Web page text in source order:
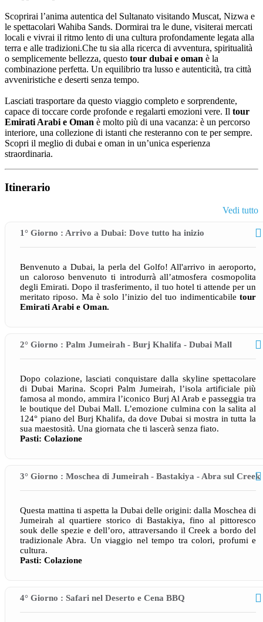
Scoprirai l’anima autentica del Sultanato visitando Muscat, Nizwa e
le spettacolari Wahiba Sands. Dormirai tra le dune, visiterai mercati
locali e vivrai il ritmo lento di una cultura profondamente legata alla
terra e alle tradizioni.Che tu sia alla ricerca di avventura, spiritualità
o semplicemente bellezza, questo tour dubai e oman è la
combinazione perfetta. Un equilibrio tra lusso e autenticità, tra città
avveniristiche e deserti senza tempo.
Lasciati trasportare da questo viaggio completo e sorprendente,
capace di toccare corde profonde e regalarti emozioni vere. Il tour
Emirati Arabi e Oman è molto più di una vacanza: è un percorso
interiore, una collezione di istanti che resteranno con te per sempre.
Scopri il meglio di dubai e oman in un’unica esperienza
straordinaria.
Itinerario
Vedi tutto
1° Giorno : Arrivo a Dubai: Dove tutto ha inizio
Benvenuto a Dubai, la perla del Golfo! All'arrivo in aeroporto,
un caloroso benvenuto ti introdurrà all’atmosfera cosmopolita
degli Emirati. Dopo il trasferimento, il tuo hotel ti attende per un
meritato riposo. Ma è solo l’inizio del tuo indimenticabile tour
Emirati Arabi e Oman.
2° Giorno : Palm Jumeirah - Burj Khalifa - Dubai Mall
Dopo colazione, lasciati conquistare dalla skyline spettacolare
di Dubai Marina. Scopri Palm Jumeirah, l’isola artificiale più
famosa al mondo, ammira l’iconico Burj Al Arab e passeggia tra
le boutique del Dubai Mall. L’emozione culmina con la salita al
124° piano del Burj Khalifa, da dove Dubai si mostra in tutta la
sua maestosità. Una giornata che ti lascerà senza fiato.
Pasti: Colazione
3° Giorno : Moschea di Jumeirah - Bastakiya - Abra sul Creek
Questa mattina ti aspetta la Dubai delle origini: dalla Moschea di
Jumeirah al quartiere storico di Bastakiya, fino al pittoresco
souk delle spezie e dell’oro, attraversando il Creek a bordo del
tradizionale Abra. Un viaggio nel tempo tra colori, profumi e
cultura.
Pasti: Colazione
4° Giorno : Safari nel Deserto e Cena BBQ